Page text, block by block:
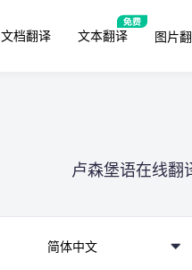
文档翻译 文本翻译 图片
卢森堡语在线翻
简体中文